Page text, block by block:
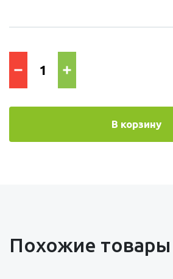
В корзину
Похожие товары